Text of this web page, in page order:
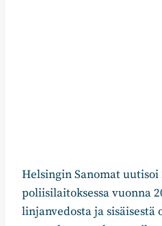
Helsingin Sanomat
poliisilaitoksessa vuonna
linjanvedosta ja sisäisestä